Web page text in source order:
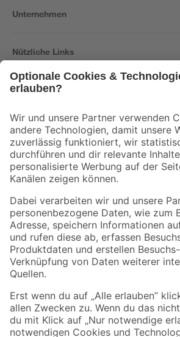
Unternehmen
Nützliche Links
Der toom Newsletter: Keine Angebote und Aktionen
Zur Newsletter Anmeldung
Folge uns
Zahlungsarten
Sicher einkaufen
Jetzt die toom-App herunterladen